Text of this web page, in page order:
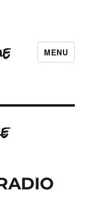
MENU